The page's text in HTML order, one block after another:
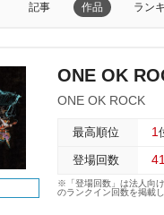
記事 作品 ラン
ONE OK
ONE OK ROCK
最高順位 1
登場回数 41
※「登場回数」は法人向け
のランクイン回数を掲載し